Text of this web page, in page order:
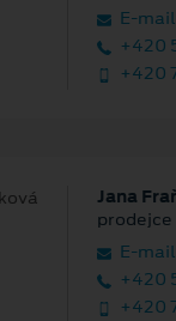
E‑mail
+420
+420
Jana
E‑mail
+420
+420